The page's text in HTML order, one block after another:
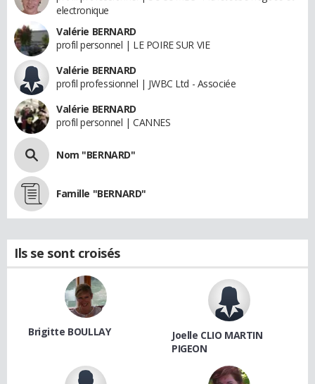
electronique
Valérie BERNARD
profil personnel | LE POIRE SUR VIE
Valérie BERNARD
profil professionnel | JWBC Ltd - Associée
Valérie BERNARD
profil personnel | CANNES
Nom "BERNARD"
Famille "BERNARD"
Ils se sont croisés
Brigitte BOULLAY
Joelle CLIO MARTIN
PIGEON